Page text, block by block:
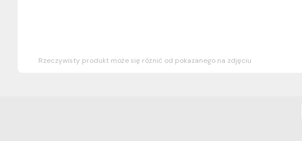
Rzeczywisty produkt może się różnić od pokazanego na zdjęciu